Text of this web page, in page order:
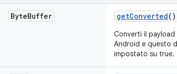
ByteBuffer getConverted()
Converti il
Android e questo
impostato su true.